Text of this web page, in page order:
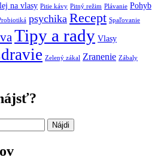
na vlasy Pitie kávy Pitný režim Plávanie Pohyb
psychika Recept Spaľovanie
Tipy a rady Vlasy
Zelený zákal Zranenie Zábaly